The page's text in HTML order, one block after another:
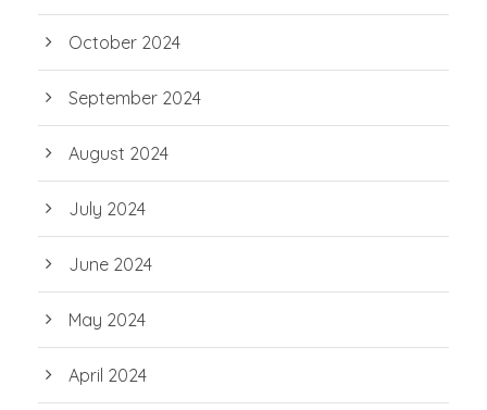
October 2024
September 2024
August 2024
July 2024
June 2024
May 2024
April 2024